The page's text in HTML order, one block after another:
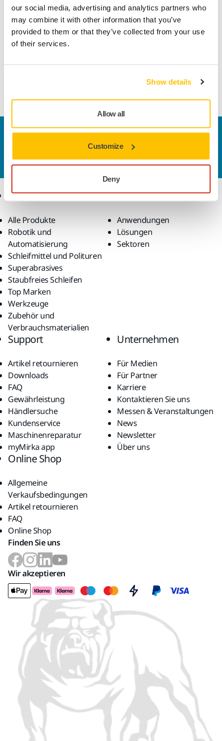
our social media, advertising and analytics partners who
may combine it with other information that you’ve
provided to them or that they’ve collected from your use
of their services.
Show details
Allow all
Customize
Deny
Technische Eigenschaften
Downloads
Kontaktieren Sie uns
Sie wollen mehr über Mirka und die Produkte
erfahren?Kontaktieren Sie uns.
Produkte
Alle Produkte
Robotik und
Automatisierung
Schleifmittel und Polituren
Superabrasives
Staubfreies Schleifen
Top Marken
Werkzeuge
Zubehör und
Verbrauchsmaterialien
Know-how
Anwendungen
Lösungen
Sektoren
Support
Artikel retournieren
Downloads
FAQ
Gewährleistung
Händlersuche
Kundenservice
Maschinenreparatur
myMirka app
Unternehmen
Für Medien
Für Partner
Karriere
Kontaktieren Sie uns
Messen & Veranstaltungen
News
Newsletter
Über uns
Online Shop
Allgemeine
Verkaufsbedingungen
Artikel retournieren
FAQ
Online Shop
Finden Sie uns
Wir akzeptieren